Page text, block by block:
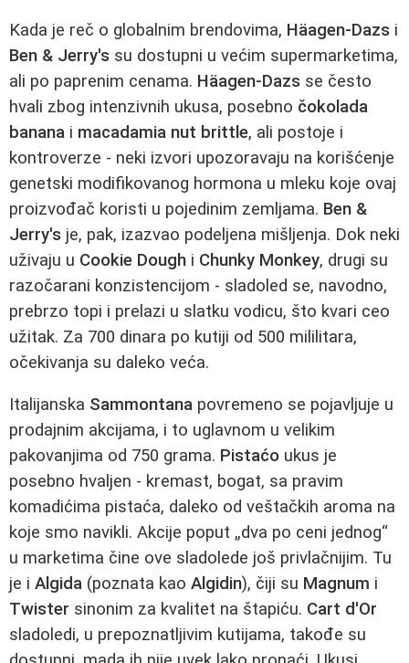
Kada je reč o globalnim brendovima, Häagen-Dazs i
Ben & Jerry's su dostupni u većim supermarketima,
ali po paprenim cenama. Häagen-Dazs se često
hvali zbog intenzivnih ukusa, posebno čokolada
banana i macadamia nut brittle, ali postoje i
kontroverze - neki izvori upozoravaju na korišćenje
genetski modifikovanog hormona u mleku koje ovaj
proizvođač koristi u pojedinim zemljama. Ben &
Jerry's je, pak, izazvao podeljena mišljenja. Dok neki
uživaju u Cookie Dough i Chunky Monkey, drugi su
razočarani konzistencijom - sladoled se, navodno,
prebrzo topi i prelazi u slatku vodicu, što kvari ceo
užitak. Za 700 dinara po kutiji od 500 mililitara,
očekivanja su daleko veća.
Italijanska Sammontana povremeno se pojavljuje u
prodajnim akcijama, i to uglavnom u velikim
pakovanjima od 750 grama. Pistaćo ukus je
posebno hvaljen - kremast, bogat, sa pravim
komadićima pistaća, daleko od veštačkih aroma na
koje smo navikli. Akcije poput „dva po ceni jednog“
u marketima čine ove sladolede još privlačnijim. Tu
je i Algida (poznata kao Algidin), čiji su Magnum i
Twister sinonim za kvalitet na štapiću. Cart d'Or
sladoledi, u prepoznatljivim kutijama, takođe su